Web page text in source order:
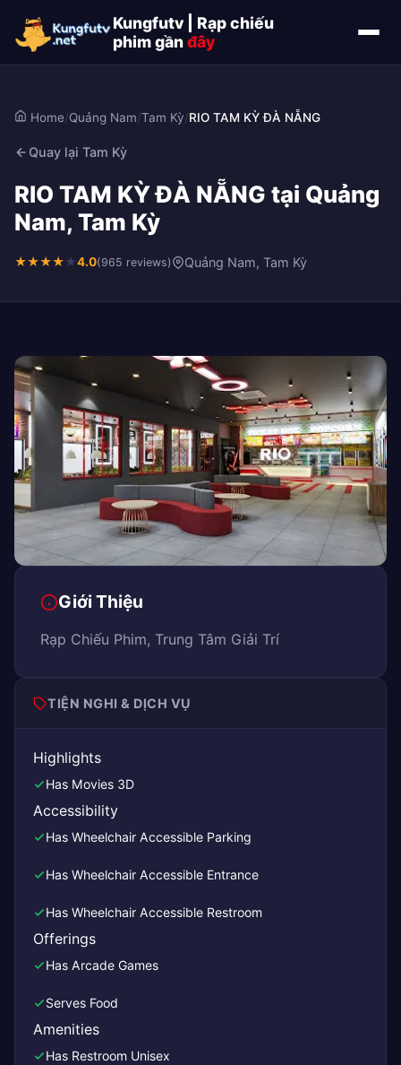
Kungfutv | Rạp chiếu
phim gầnđây
Home/Quảng Nam/Tam Kỳ/RIO TAM KỲ ĐÀ NẴNG
Quay lại Tam Kỳ
RIO TAM KỲ ĐÀ NẴNG tại Quảng
Nam, Tam Kỳ
★★★★★4.0(965 reviews) Quảng Nam, Tam Kỳ
Giới Thiệu
Rạp Chiếu Phim, Trung Tâm Giải Trí
TIỆN NGHI & DỊCH VỤ
Highlights
Has Movies 3D
Accessibility
Has Wheelchair Accessible Parking
Has Wheelchair Accessible Entrance
Has Wheelchair Accessible Restroom
Offerings
Has Arcade Games
Serves Food
Amenities
Has Restroom Unisex